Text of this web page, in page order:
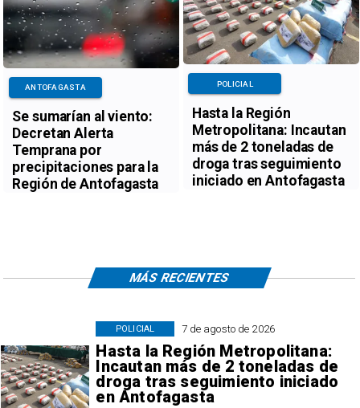
Se sumarían al viento:
Decretan Alerta
Temprana por
precipitaciones para la
Región de Antofagasta
ANTOFAGASTA
Hasta la Región
Metropolitana: Incautan
más de 2 toneladas de
droga tras seguimiento
iniciado en Antofagasta
POLICIAL
7 de agosto de 2026
Hasta la Región Metropolitana:
Incautan más de 2 toneladas de
droga tras seguimiento iniciado
en Antofagasta
POLICIAL
MÁS RECIENTES